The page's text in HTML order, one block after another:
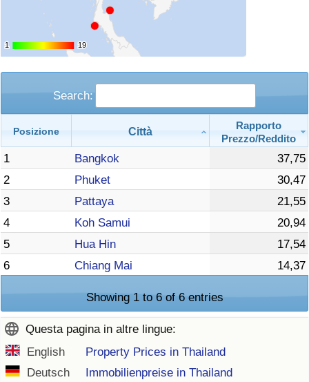
1
1 19
19
Search:
Posizione Città
Rapporto
Prezzo/Reddito
1 Bangkok
37,75
2
Phuket
30,47
3
Pattaya
21,55
4
Koh Samui
20,94
5
Hua Hin
17,54
6
Chiang Mai 14,37
Showing 1 to 6 of 6 entries
Questa pagina in altre lingue:
English
Property Prices in Thailand
Deutsch
Immobilienpreise in Thailand